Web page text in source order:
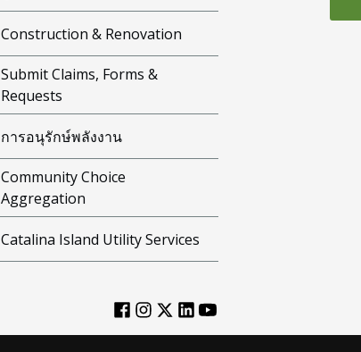
Construction & Renovation
Submit Claims, Forms &
Requests
การอนุรักษ์พลังงาน
Community Choice
Aggregation
Catalina Island Utility Services